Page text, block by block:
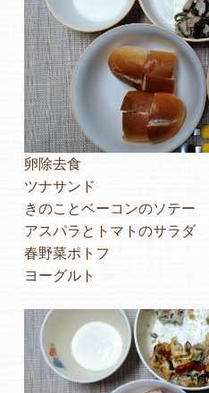
ヒーローズ保育園
ヒーローズきっず園田
ヒーローズにしのみや保育園
ヒーローズ旭保育園
キッズ１ハート旭保育所
園の様子
お知らせ
卵除去食
ツナサンド
きのことベーコンのソテー
アスパラとトマトのサラダ
春野菜ポトフ
ヨーグルト